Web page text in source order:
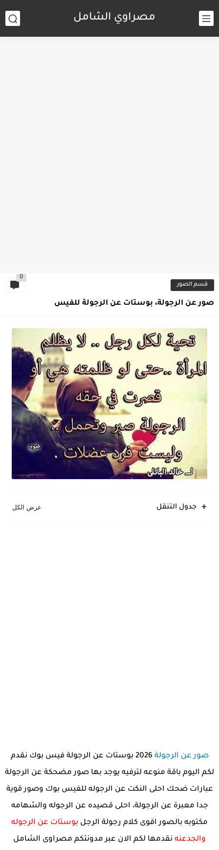
مصراوي الشامل
قسم الصور
0
صور عن الرجولة، بوستات عن الرجولة للفيس
جدول التنقل
صور عن الرجولة
2026 بوستات عن الرجولة فيس بوك نقدم
لكم اليوم باقة منوعه لترفيه يوجد بها صور مضحكة عن الرجولة
عبارات ضحك احلى النكت عن الرجوله للفيس بوك وصور قوية
جدا معبرة عن الرجولة، احلى قصيده عن الرجوله والشهامه
مكتوبه بالصور اقوى كلام رجولة الرجل بوستات عن الرجوله
والجدعنه نقدمها لكم الان عبر مدونتكم مصراوى الشامل